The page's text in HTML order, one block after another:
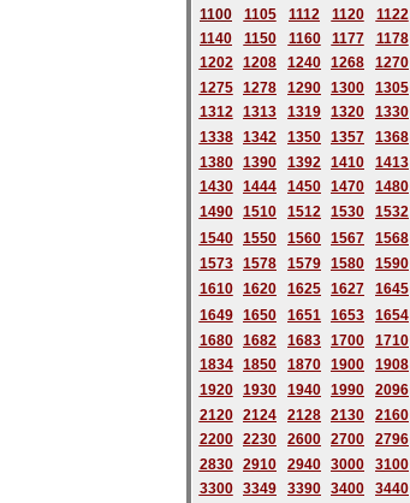
1100
1105 1112 1120 1122
1140
1150 1160 1177 1178
1202
1208 1240 1268 1270
1275
1278 1290 1300 1305
1312
1313 1319 1320 1330
1338
1342 1350 1357 1368
1380
1390 1392 1410 1413
1430
1444 1450 1470 1480
1490
1510 1512 1530 1532
1540
1550 1560 1567 1568
1573
1578 1579 1580 1590
1610
1620 1625 1627 1645
1649
1650 1651 1653 1654
1680
1682 1683 1700 1710
1834
1850 1870 1900 1908
1920
1930 1940 1990 2096
2120
2124 2128 2130 2160
2200
2230 2600 2700 2796
2830
2910 2940 3000 3100
3300
3349 3390 3400 3440